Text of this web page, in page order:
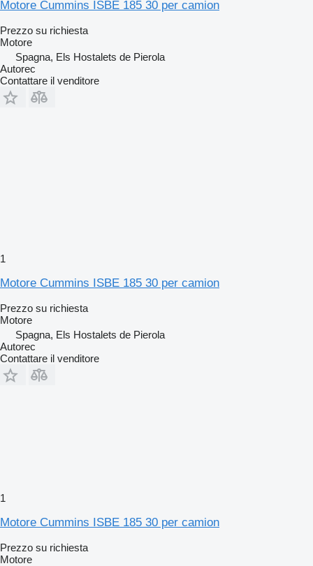
Motore Cummins ISBE 185 30 per camion
Prezzo su richiesta
Motore
Spagna, Els Hostalets de Pierola
Autorec
Contattare il venditore
1
Motore Cummins ISBE 185 30 per camion
Prezzo su richiesta
Motore
Spagna, Els Hostalets de Pierola
Autorec
Contattare il venditore
1
Motore Cummins ISBE 185 30 per camion
Prezzo su richiesta
Motore